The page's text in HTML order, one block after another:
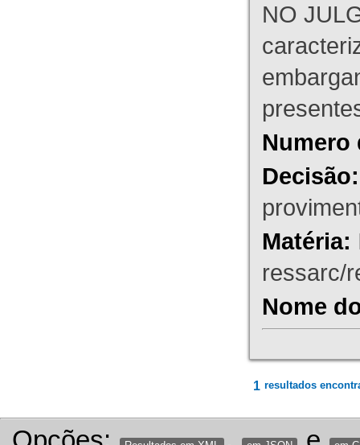
NO
Numero
Decisão:
Matéria:
ressarc/
Nome
1 resultados